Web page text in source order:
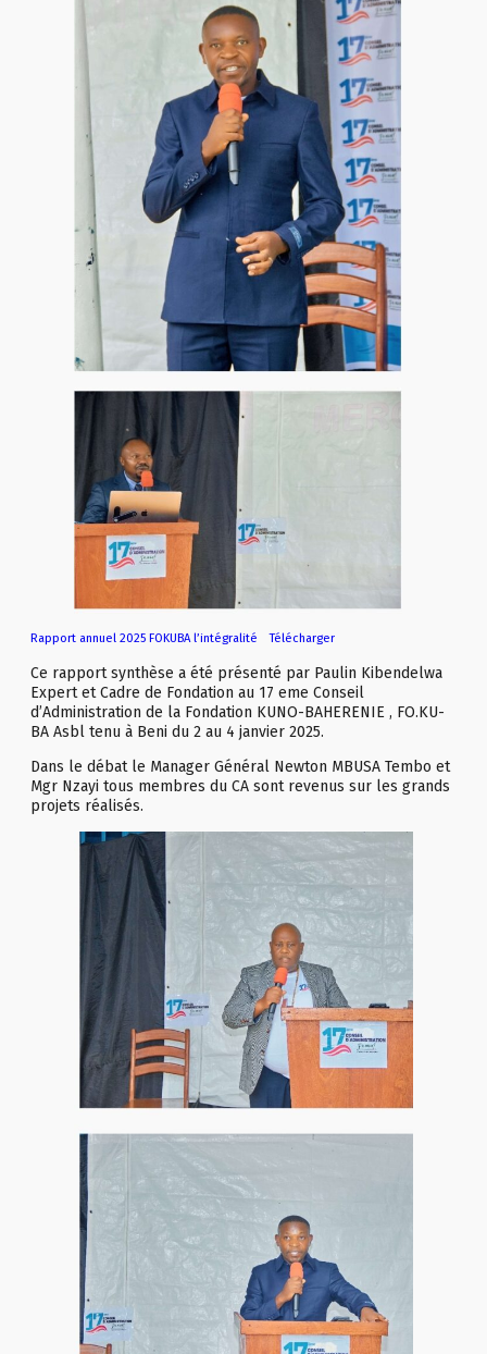
Rapport annuel 2025 FOKUBA l’intégralité Télécharger
Ce rapport synthèse a été présenté par Paulin Kibendelwa
Expert et Cadre de Fondation au 17 eme Conseil
d’Administration de la Fondation KUNO-BAHERENIE , FO.KU-
BA Asbl tenu à Beni du 2 au 4 janvier 2025.
Dans le débat le Manager Général Newton MBUSA Tembo et
Mgr Nzayi tous membres du CA sont revenus sur les grands
projets réalisés.